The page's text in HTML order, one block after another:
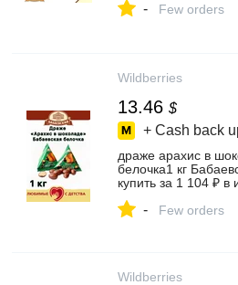
- Few orders
Wildberries
13.46 $
+ Cash back
драже арахис в
белочка1 кг
купить за 1 104 ₽ в
- Few orders
Wildberries